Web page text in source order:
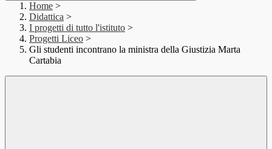
Home >
Didattica >
I progetti di tutto l'istituto >
Progetti Liceo >
Gli studenti incontrano la ministra della Giustizia Marta
Cartabia